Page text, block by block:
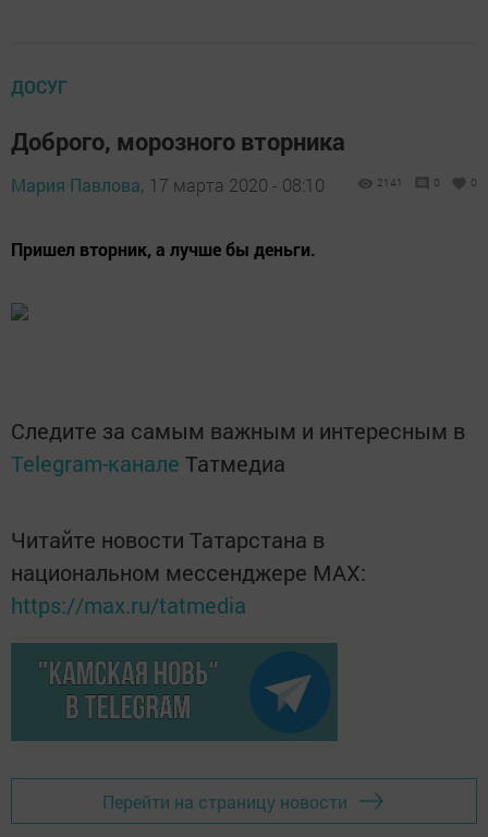
ДОСУГ
Доброго, морозного вторника
Мария Павлова, 17 марта 2020 - 08:10 2141 0 0
Пришел вторник, а лучше бы деньги.
Следите за самым важным и интересным в
Telegram-канале Татмедиа
Читайте новости Татарстана в
национальном мессенджере MАХ:
https://max.ru/tatmedia
Перейти на страницу новости